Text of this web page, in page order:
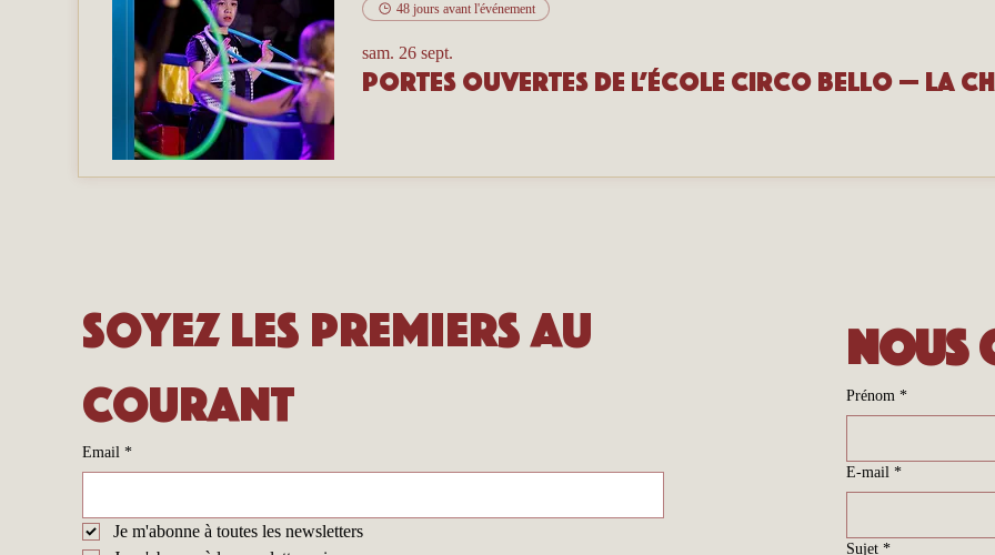
48 jours avant l'événement
sam. 26 sept.
Soyez les premiers au
courant
Email *
Je m'abonne à toutes les newsletters
Prénom *
E-mail *
Sujet *